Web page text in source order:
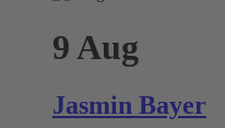
9 Aug
Jasmin Bayer